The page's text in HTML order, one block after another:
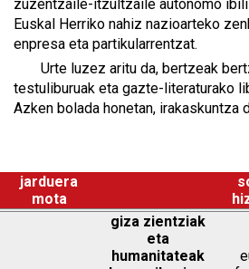
zuzentzaile-itzultzaile autonomo
Euskal Herriko nahiz nazioarteko
enpresa eta partikularrentzat.
Urte luzez aritu da, bertzeak
testuliburuak eta gazte-literaturako
Azken bolada honetan, irakaskuntza
jarduera
mota
giza zientziak
eta
humanitateak